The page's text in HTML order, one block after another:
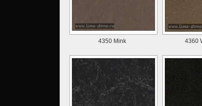
4350 Mink 4360